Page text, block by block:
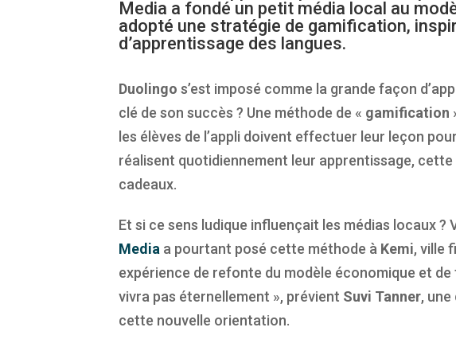
Media a fondé un petit média local au
adopté une stratégie de gamification,
d’apprentissage des langues.
Duolingo s’est imposé comme la grande façon
clé de son succès ? Une méthode de « gamification
les élèves de l’appli doivent effectuer leur leçon
réalisent quotidiennement leur apprentissage,
cadeaux.
Et si ce sens ludique influençait les médias locaux ?
Media a pourtant posé cette méthode à Kemi, ville
expérience de refonte du modèle économique et
vivra pas éternellement », prévient Suvi Tanner,
cette nouvelle orientation.